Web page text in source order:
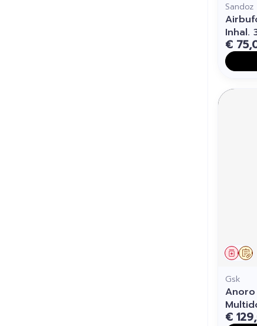
Sandoz
Inhal.
€
Gsk
€